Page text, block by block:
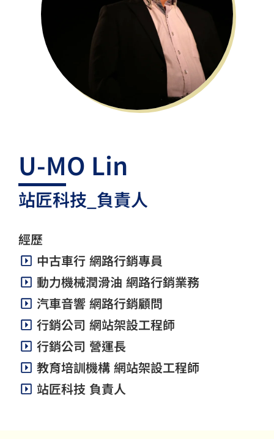
U-MO Lin
站匠科技_負責人
經歷
中古車行 網路行銷專員
動力機械潤滑油 網路行銷業務
汽車音響 網路行銷顧問
行銷公司 網站架設工程師
行銷公司 營運長
教育培訓機構 網站架設工程師
站匠科技 負責人